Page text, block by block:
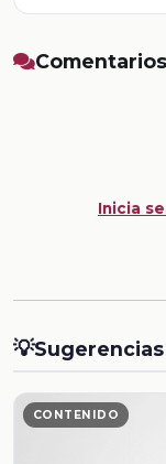
Comentarios
Inicia
💡
CONTENIDO